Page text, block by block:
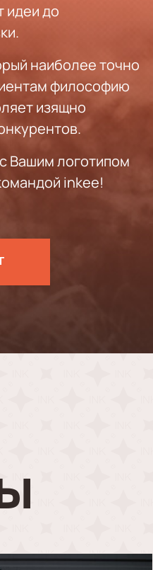
идеи до
наиболее точно
философию
изящно
Вашим логотипом
inkee!